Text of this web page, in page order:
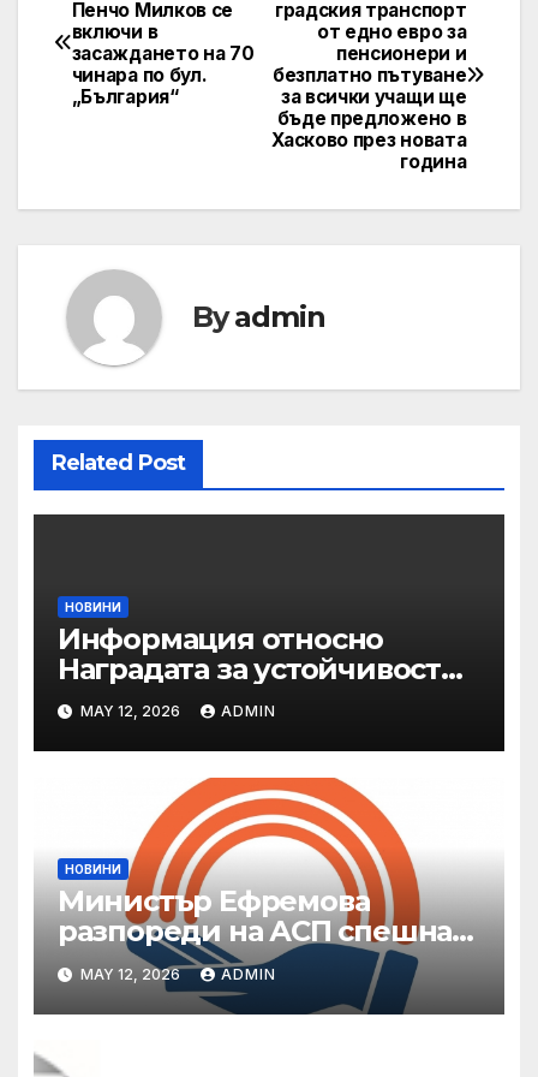
navigation
градския транспорт
от едно евро за
пенсионери и
безплатно пътуване
за всички учащи ще
бъде предложено в
Хасково през новата
година
Пенчо Милков се
включи в
засаждането на 70
чинара по бул.
„България“
Byadmin
Related Post
НОВИНИ
Информация относно
Наградата за устойчивост
на ОАЕ „Зайед“
MAY 12, 2026 ADMIN
НОВИНИ
Министър Ефремова
разпореди на АСП спешна
готовност за оказване на
подкрепа на пострадали от
валежи и градушки
MAY 12, 2026 ADMIN